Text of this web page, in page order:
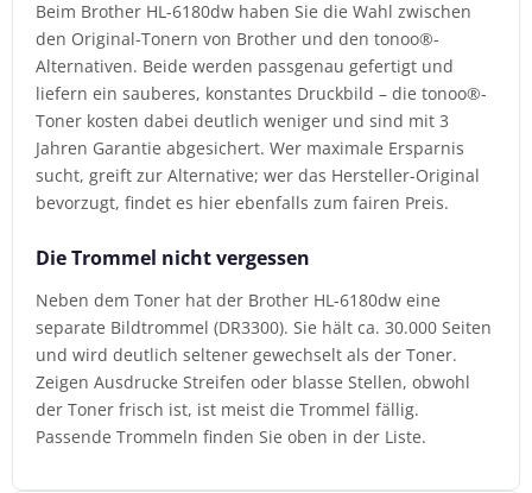
Beim Brother HL-6180dw haben Sie die Wahl zwischen
den Original-Tonern von Brother und den tonoo®-
Alternativen. Beide werden passgenau gefertigt und
liefern ein sauberes, konstantes Druckbild – die tonoo®-
Toner kosten dabei deutlich weniger und sind mit 3
Jahren Garantie abgesichert. Wer maximale Ersparnis
sucht, greift zur Alternative; wer das Hersteller-Original
bevorzugt, findet es hier ebenfalls zum fairen Preis.
Die Trommel nicht vergessen
Neben dem Toner hat der Brother HL-6180dw eine
separate Bildtrommel (DR3300). Sie hält ca. 30.000 Seiten
und wird deutlich seltener gewechselt als der Toner.
Zeigen Ausdrucke Streifen oder blasse Stellen, obwohl
der Toner frisch ist, ist meist die Trommel fällig.
Passende Trommeln finden Sie oben in der Liste.